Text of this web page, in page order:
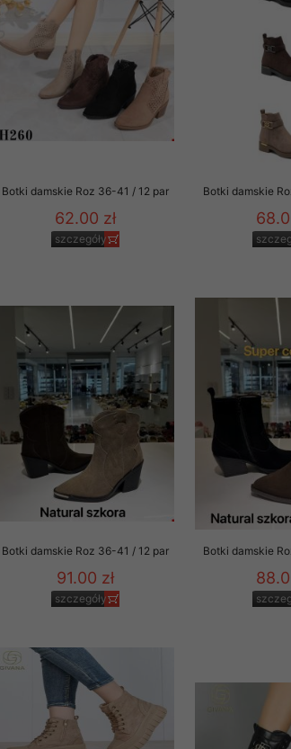
Botki damskie Roz 36-41 / 12 par
62.00 zł
szczegóły
Botki damskie
Botki damskie Roz 36-41 / 12 par
91.00 zł
szczegóły
Botki damskie
wysyłamy Klientom jedynie wówczas, gdy
Klientowi, jeżeli potwierdzi wyraźnie
newslettera o aktualnych
wyłącznie oferty naszego Sklepu.
odnoszące się do ochrony Państwa